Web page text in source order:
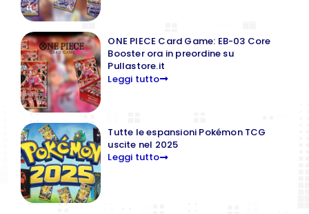
ONE PIECE Card Game: EB-03 Core
Booster ora in preordine su
Pullastore.it
Leggi tutto
Tutte le espansioni Pokémon TCG
uscite nel 2025
Leggi tutto